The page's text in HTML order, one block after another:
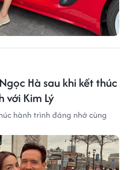
Hà sau khi kết thúc
với Kim Lý
hành trình đáng nhớ cùng